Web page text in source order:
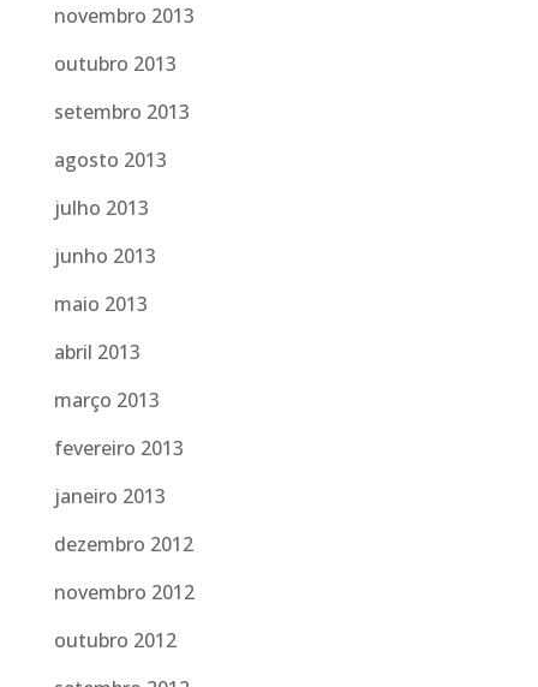
novembro 2013
outubro 2013
setembro 2013
agosto 2013
julho 2013
junho 2013
maio 2013
abril 2013
março 2013
fevereiro 2013
janeiro 2013
dezembro 2012
novembro 2012
outubro 2012